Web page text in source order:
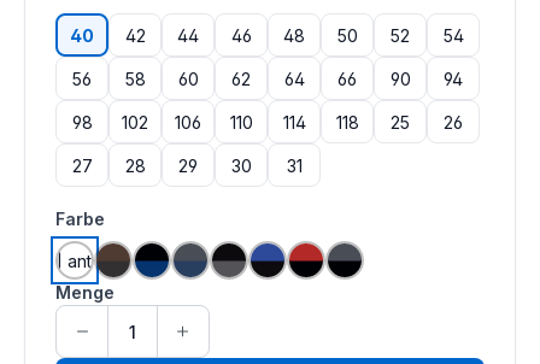
40 42 44 46 48 50 52 54
56 58 60 62 64 66 90 94
98 102 106 110 114 118 25 26
27 28 29 30 31
Farbe
weiß | anthrazit
braun | schwarz
kbl.blau | schwarz
dunkelblau | anthrazit
anthrazit | schwarz
schwarz | kbl.blau
schwarz | mittelrot
schwarz | anthrazit
Menge